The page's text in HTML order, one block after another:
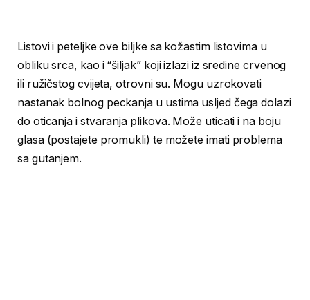
Listovi i peteljke ove biljke sa kožastim listovima u
obliku srca, kao i “šiljak” koji izlazi iz sredine crvenog
ili ružičstog cvijeta, otrovni su. Mogu uzrokovati
nastanak bolnog peckanja u ustima usljed čega dolazi
do oticanja i stvaranja plikova. Može uticati i na boju
glasa (postajete promukli) te možete imati problema
sa gutanjem.